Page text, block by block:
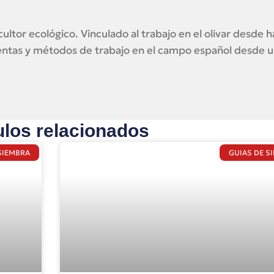
ecológico. Vinculado al trabajo en el olivar desde
y métodos de trabajo en el campo español desde
relacionados
GUIAS DE